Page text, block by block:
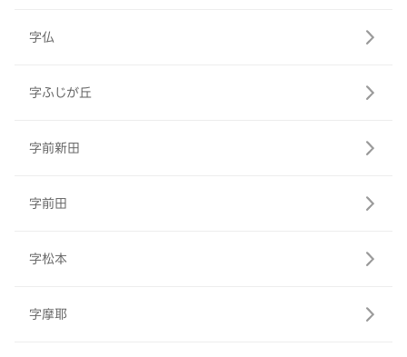
字仏
字ふじが丘
字前新田
字前田
字松本
字摩耶